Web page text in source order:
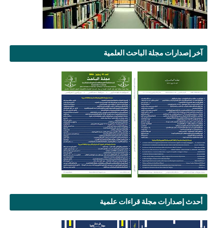
آخر إصدارات مجلة الباحث العلمية
أحدث إصدارات مجلة قراءات علمية